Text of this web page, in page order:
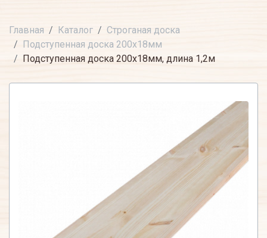
Главная Каталог
Строганая доска
Подступенная доска 200х18мм
Подступенная доска 200х18мм, длина 1,2м